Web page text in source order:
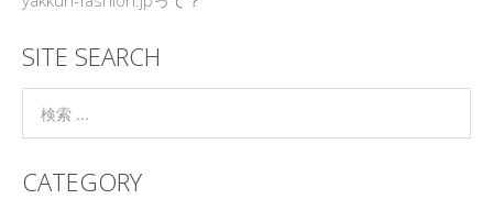
SITE SEARCH
CATEGORY